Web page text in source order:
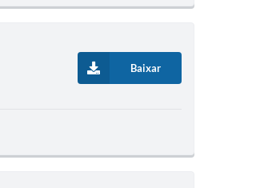
Baixar